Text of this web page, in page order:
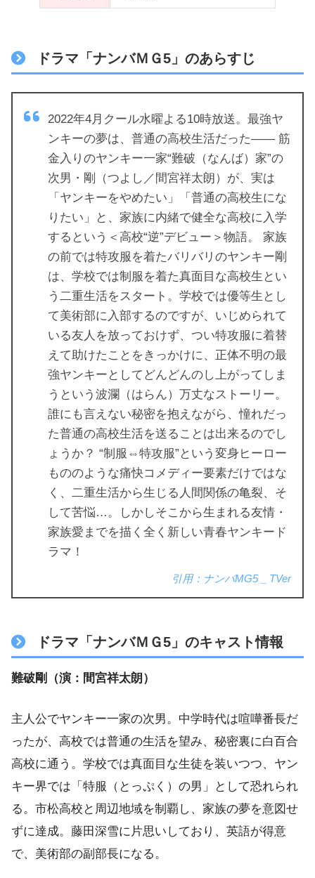
ドラマ「ナンバＭＧ5」のあらすじ
2022年4月クール水曜よる10時放送。最強ヤ
ンキーの夢は、普通の高校生活だった―― 筋
金入りのヤンキー一家“難破（なんば）家”の
次男・剛（つよし／間宮祥太朗）が、実は
「ヤンキーをやめたい」「普通の高校生にな
りたい」と、家族に内緒で健全な高校に入学
するという＜高校“逆”デビュー＞物語。 家族
の前では特攻服を着たバリバリのヤンキー剛
は、学校では制服を着た真面目な高校生とい
う二重生活をスタート。学校では優等生とし
て美術部に入部するのですが、いじめられて
いる友人を放っておけず、つい特攻服に着替
えて助けたことをきっかけに、正体不明の最
強ヤンキーとしてどんどんのし上がってしま
うという波瀾（はらん）万丈なストーリー。
誰にも言えない秘密を抱えながら、憧れだっ
た普通の高校生活を送ることは出来るのでし
ょうか？ “制服⇔特攻服”という変身ヒーロー
もののような痛快コメディー要素だけではな
く、二重生活から生じる人間関係の亀裂、そ
して苦悩…。しかしそこから生まれる友情・
家族愛までを描く全く新しい青春ヤンキード
ラマ！
引用：ナンバMG5 _ TVer
ドラマ「ナンバＭＧ5」のキャスト情報
難破剛（演：間宮祥太朗）
主人公でヤンキー一家の次男。中学時代は喧嘩番長だ
ったが、高校では普通の生活を望み、秘密裏に白百合
高校に通う。学校では真面目な生徒を装いつつ、ヤン
キー界では「特服（とっぷく）の男」として恐れられ
る。市松高校と周辺地域を制覇し、家族の夢を意図せ
ずに達成。藤田深雪に片思いしており、英語が得意
で、美術部の副部長になる。